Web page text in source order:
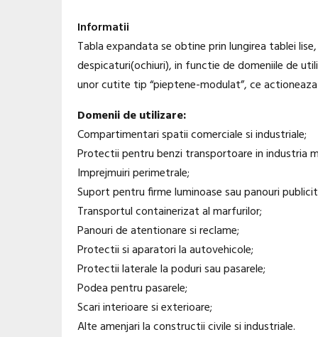
Informatii
Tabla expandata se obtine prin lungirea tablei
despicaturi(ochiuri), in functie de domeniile de
unor cutite tip “pieptene-modulat”, ce
Domenii de utilizare:
Compartimentari spatii comerciale si industriale;
Protectii pentru benzi transportoare in industria
Imprejmuiri perimetrale;
Suport pentru firme luminoase sau panouri
Transportul containerizat al marfurilor;
Panouri de atentionare si reclame;
Protectii si aparatori la autovehicole;
Protectii laterale la poduri sau pasarele;
Podea pentru pasarele;
Scari interioare si exterioare;
Alte amenjari la constructii civile si industriale.